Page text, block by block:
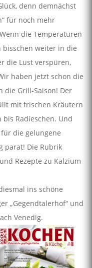
denn demnächst
für noch mehr
die Temperaturen
bisschen weiter in die
die Lust verspüren,
haben jetzt schon die
die Grill-Saison! Der
mit frischen Kräutern
Radieschen. Und
die gelungene
parat! Die Rubrik
Rezepte zu Kalzium
ins schöne
„Gegendtalerhof“ und
Venedig.